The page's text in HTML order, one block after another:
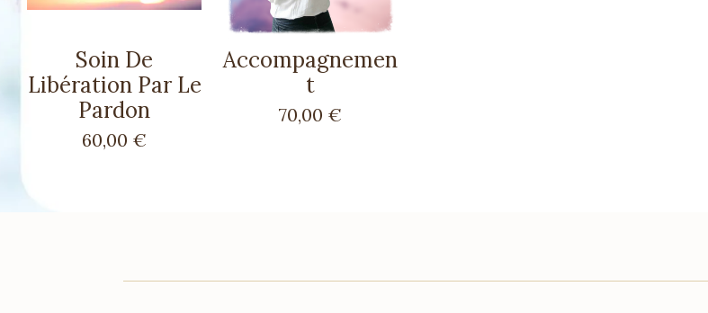
Soin De
Libération Par Le
Pardon
60,00 €
Accompagnemen
t
70,00 €